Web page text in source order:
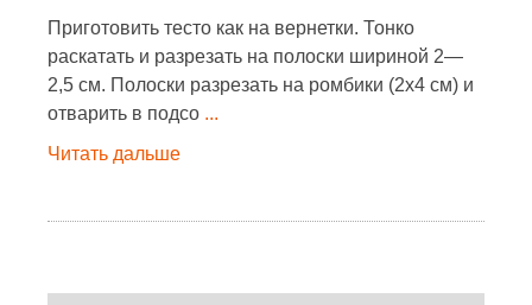
Приготовить тесто как на вернетки. Тонко
раскатать и разрезать на полоски шириной 2—
2,5 см. Полоски разрезать на ромбики (2х4 см) и
отварить в подсо ...
Читать дальше